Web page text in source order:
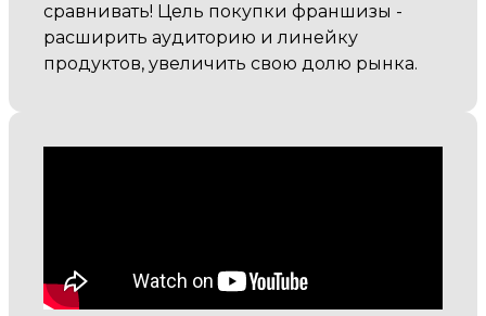
сравнивать! Цель покупки франшизы -
расширить аудиторию и линейку
продуктов, увеличить свою долю рынка.